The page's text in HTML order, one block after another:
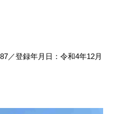
／登録年月日：令和4年12月